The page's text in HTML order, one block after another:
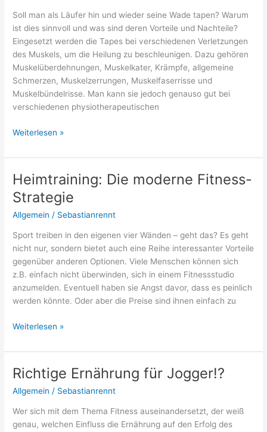
Soll man als Läufer hin und wieder seine Wade tapen? Warum
ist dies sinnvoll und was sind deren Vorteile und Nachteile?
Eingesetzt werden die Tapes bei verschiedenen Verletzungen
des Muskels, um die Heilung zu beschleunigen. Dazu gehören
Muskelüberdehnungen, Muskelkater, Krämpfe, allgemeine
Schmerzen, Muskelzerrungen, Muskelfaserrisse und
Muskelbündelrisse. Man kann sie jedoch genauso gut bei
verschiedenen physiotherapeutischen
Wade
Als
eine
gute
Idee?
Weiterlesen »
Heimtraining: Die moderne Fitness-
Strategie
Allgemein / Sebastianrennt
Sport treiben in den eigenen vier Wänden – geht das? Es geht
nicht nur, sondern bietet auch eine Reihe interessanter Vorteile
gegenüber anderen Optionen. Viele Menschen können sich
z.B. einfach nicht überwinden, sich in einem Fitnessstudio
anzumelden. Eventuell haben sie Angst davor, dass es peinlich
werden könnte. Oder aber die Preise sind ihnen einfach zu
Heimtraining:
moderne
Strategie
Weiterlesen »
Richtige Ernährung für Jogger!?
Allgemein / Sebastianrennt
Wer sich mit dem Thema Fitness auseinandersetzt, der weiß
genau, welchen Einfluss die Ernährung auf den Erfolg des